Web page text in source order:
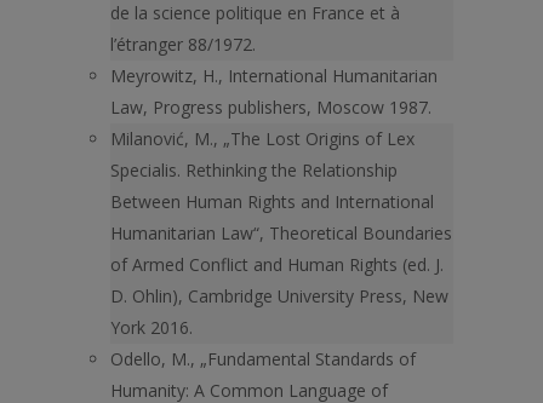
de la science politique en France et à
l’étranger 88/1972.
Meyrowitz, H., International Humanitarian
Law, Progress publishers, Moscow 1987.
Milanović, M., „The Lost Origins of Lex
Specialis. Rethinking the Relationship
Between Human Rights and International
Huma­nitarian Law“, Theoretical Boundaries
of Armed Conflict and Human Rights (ed. J.
D. Ohlin), Cambridge University Press, New
York 2016.
Odello, M., „Fundamental Standards of
Humanity: A Common Language of